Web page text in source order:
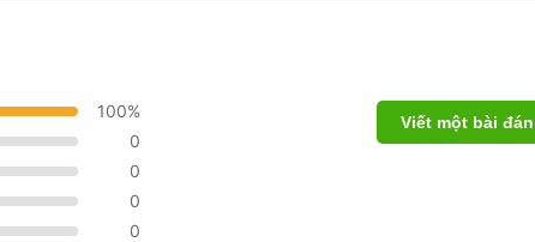
100%
0
0
0
0
Viết một bài